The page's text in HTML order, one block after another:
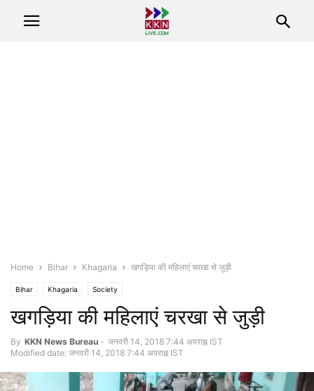
Home Bihar Khagaria खगड़िया की महिलाएं चरखा से जुड़ी
Bihar Khagaria Society
खगड़िया की महिलाएं चरखा से जुड़ी
By KKN News Bureau - जनवरी 14, 2018 7:44 अपराह्न IST
Modified date: जनवरी 14, 2018 7:44 अपराह्न IST